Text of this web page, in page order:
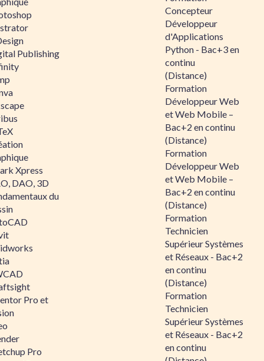
Publishing
Xpress
DAO, 3D
du
Pro et
Pro
Concepteur
Développeur
d'Applications
Python - Bac+3 en
continu
(Distance)
Formation
Développeur Web
et Web Mobile –
Bac+2 en continu
(Distance)
Formation
Développeur Web
et Web Mobile –
Bac+2 en continu
(Distance)
Formation
Technicien
Supérieur Systèmes
et Réseaux - Bac+2
en continu
(Distance)
Formation
Technicien
Supérieur Systèmes
et Réseaux - Bac+2
en continu